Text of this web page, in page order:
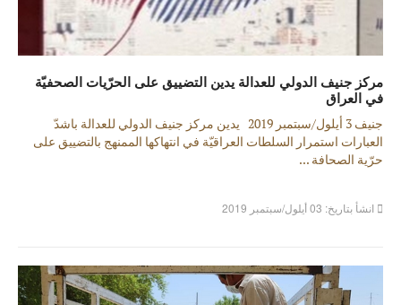
مركز جنيف الدولي للعدالة يدين التضييق على الحرّيات الصحفيّة
في العراق
جنيف 3 أيلول/سبتمبر 2019 يدين مركز جنيف الدولي للعدالة باشدّ
العبارات استمرار السلطات العراقيّة في انتهاكها الممنهج بالتضييق على
حرّية الصحافة ...
انشأ بتاريخ: 03 أيلول/سبتمبر 2019